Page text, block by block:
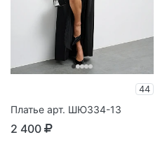
44
Платье арт. ШЮ334-13
2 400